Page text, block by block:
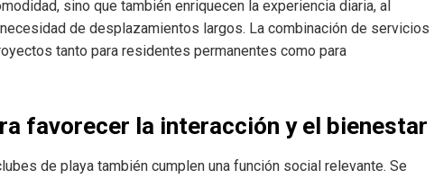
sino que también enriquecen la experiencia diaria, al
de desplazamientos largos. La combinación de servicios
tanto para residentes permanentes como para
favorecer la interacción y el bienestar
de playa también cumplen una función social relevante. Se